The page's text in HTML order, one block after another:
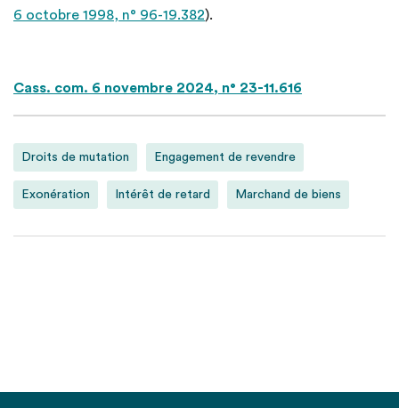
6 octobre 1998, n° 96-19.382).
Cass. com. 6 novembre 2024, n° 23-11.616
Droits de mutation Engagement de revendre
Exonération Intérêt de retard Marchand de biens